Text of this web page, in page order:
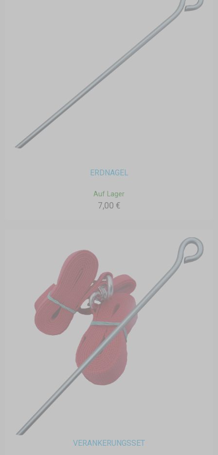
ERDNAGEL
Auf Lager
7,00 €
VERANKERUNGSSET